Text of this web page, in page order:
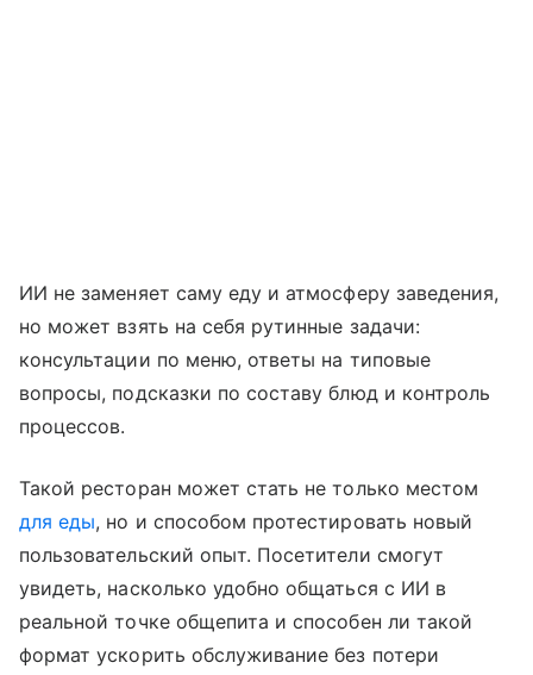
ИИ не заменяет саму еду и атмосферу заведения,
но может взять на себя рутинные задачи:
консультации по меню, ответы на типовые
вопросы, подсказки по составу блюд и контроль
процессов.
Такой ресторан может стать не только местом
для еды, но и способом протестировать новый
пользовательский опыт. Посетители смогут
увидеть, насколько удобно общаться с ИИ в
реальной точке общепита и способен ли такой
формат ускорить обслуживание без потери